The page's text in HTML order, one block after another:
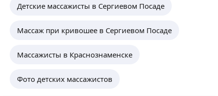
Детские массажисты в Сергиевом Посаде
Массаж при кривошее в Сергиевом Посаде
Массажисты в Краснознаменске
Фото детских массажистов